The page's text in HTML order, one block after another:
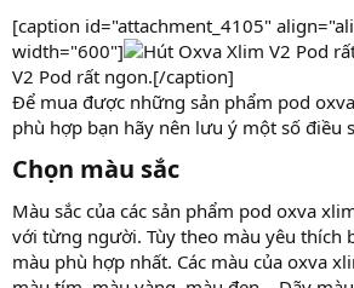
[caption id="attachment_4105"
width="600"]
V2 Pod rất ngon.[/caption]
Để mua được những sản phẩm pod
phù hợp bạn hãy nên lưu ý một số điều
Chọn màu sắc​
Màu sắc của các sản phẩm pod oxva
với từng người. Tùy theo màu yêu thích
màu phù hợp nhất. Các màu của oxva